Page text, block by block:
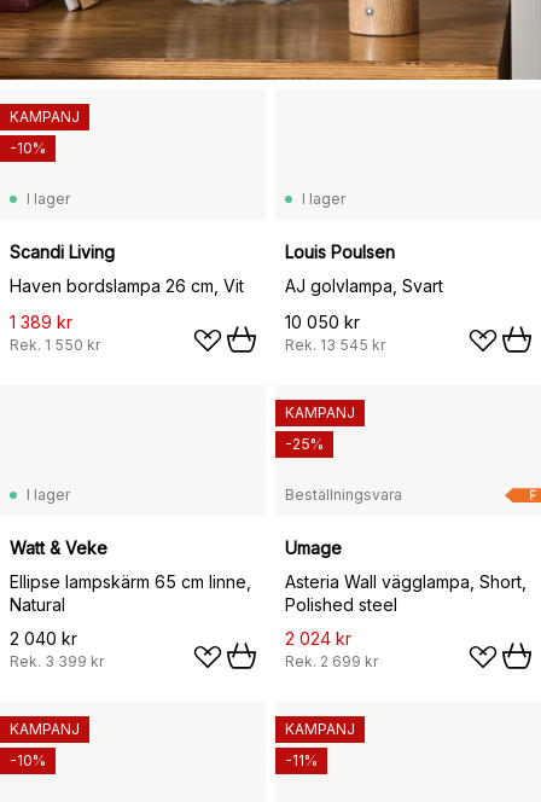
I lager
Scandi Living
Haven bordslampa 26 cm, Vit
1 389 kr
Rek. 1 550 kr
KAMPANJ
-10%
I lager
Louis Poulsen
AJ golvlampa, Svart
10 050 kr
Rek. 13 545 kr
I lager
Watt & Veke
Ellipse lampskärm 65 cm linne,
Natural
2 040 kr
Rek. 3 399 kr
F
Beställningsvara
Umage
Asteria Wall vägglampa, Short,
Polished steel
2 024 kr
Rek. 2 699 kr
KAMPANJ
-25%
KAMPANJ
-10%
KAMPANJ
-11%